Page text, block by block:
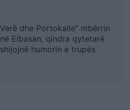
Verë dhe Portokalle” mbërrin
në Elbasan, qindra qytetarë
shijojnë humorin e trupës